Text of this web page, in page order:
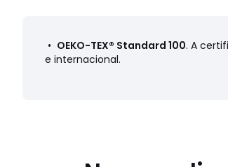
• Origem do fabrico (tecelagem,
• OEKO-TEX® Standard 100. A
e internacional.